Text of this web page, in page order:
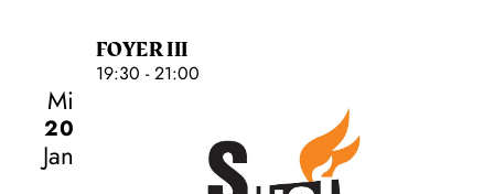
FOYER III
19:30 - 21:00
Mi
20
Jan